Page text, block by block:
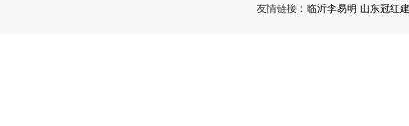
友情链接： 临沂李易明 山东冠红